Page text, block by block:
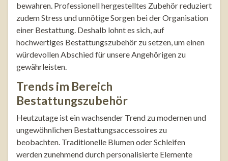
bewahren. Professionell hergestelltes Zubehör reduziert
zudem Stress und unnötige Sorgen bei der Organisation
einer Bestattung. Deshalb lohnt es sich, auf
hochwertiges Bestattungszubehör zu setzen, um einen
würdevollen Abschied für unsere Angehörigen zu
gewährleisten.
Trends im Bereich
Bestattungszubehör
Heutzutage ist ein wachsender Trend zu modernen und
ungewöhnlichen Bestattungsaccessoires zu
beobachten. Traditionelle Blumen oder Schleifen
werden zunehmend durch personalisierte Elemente